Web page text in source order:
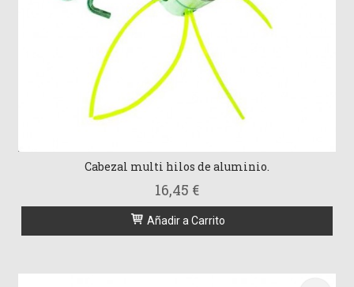
Cabezal multi hilos de aluminio.
16,45 €
Añadir a Carrito